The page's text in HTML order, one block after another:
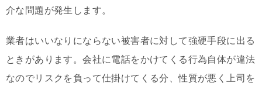
介な問題が発生します。
業者はいいなりにならない被害者に対して強硬手段に出る
ときがあります。会社に電話をかけてくる行為自体が違法
なのでリスクを負って仕掛けてくる分、性質が悪く上司を